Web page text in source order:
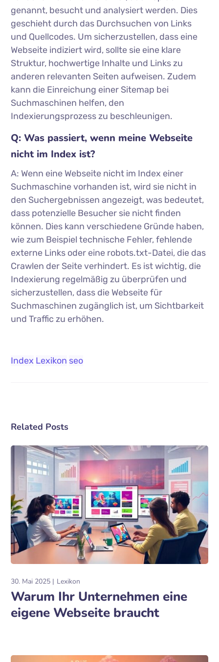
genannt, besucht und analysiert werden. Dies
geschieht durch das Durchsuchen von Links
und Quellcodes. Um sicherzustellen, dass eine
Webseite indiziert wird, sollte sie eine klare
Struktur, hochwertige Inhalte und Links zu
anderen relevanten Seiten aufweisen. Zudem
kann die Einreichung einer Sitemap bei
Suchmaschinen helfen, den
Indexierungsprozess zu beschleunigen.
Q: Was passiert, wenn meine Webseite
nicht im Index ist?
A: Wenn eine Webseite nicht im Index einer
Suchmaschine vorhanden ist, wird sie nicht in
den Suchergebnissen angezeigt, was bedeutet,
dass potenzielle Besucher sie nicht finden
können. Dies kann verschiedene Gründe haben,
wie zum Beispiel technische Fehler, fehlende
externe Links oder eine robots.txt-Datei, die das
Crawlen der Seite verhindert. Es ist wichtig, die
Indexierung regelmäßig zu überprüfen und
sicherzustellen, dass die Webseite für
Suchmaschinen zugänglich ist, um Sichtbarkeit
und Traffic zu erhöhen.
Index Lexikon seo
Related Posts
30. Mai 2025 Lexikon
Warum Ihr Unternehmen eine
eigene Webseite braucht